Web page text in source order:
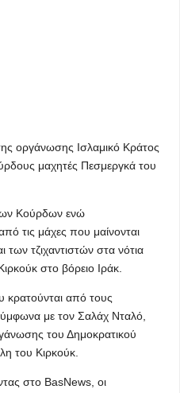
οργάνωσης Ισλαμικό Κράτος
μαχητές Πεσμεργκά του
Κούρδων ενώ
τις μάχες που μαίνονται
των τζιχαντιστών στα νότια
στο βόρειο Ιράκ.
κρατούνται από τους
με τον Σαλάχ Νταλό,
του Δημοκρατικού
του Κιρκούκ.
στο BasNews, οι